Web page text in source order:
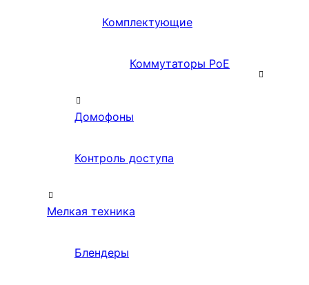
Комплектующие
Коммутаторы PoE
Домофоны
Контроль доступа
Мелкая техника
Блендеры